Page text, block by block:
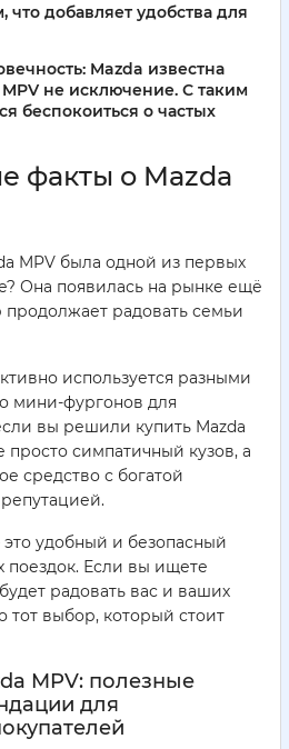
что добавляет удобства для
Mazda известна
не исключение. С таким
беспокоиться о частых
факты о Mazda
MPV была одной из первых
Она появилась на рынке ещё
продолжает радовать семьи
используется разными
мини-фургонов для
вы решили купить Mazda
просто симпатичный кузов, а
средство с богатой
удобный и безопасный
поездок. Если вы ищете
радовать вас и ваших
тот выбор, который стоит
MPV: полезные
для